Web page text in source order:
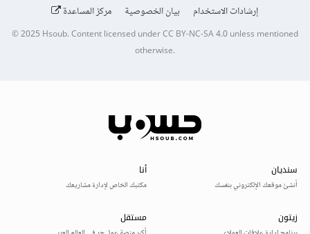
إرشادات الاستخدام
بيان الخصوصية مركز المساعدة
© 2025Hsoub.Content licensed underCC BY-NC-SA 4.0unless mentioned
otherwise.